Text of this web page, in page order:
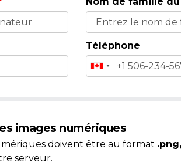
Téléphone
images numériques
doivent être au format
serveur.